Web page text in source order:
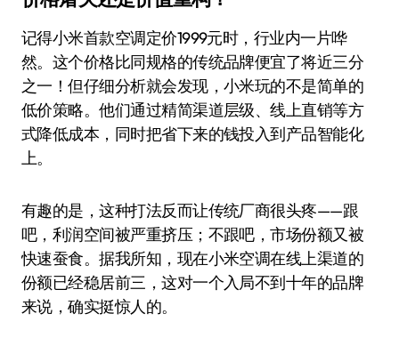
记得小米首款空调定价1999元时，行业内一片哗
然。这个价格比同规格的传统品牌便宜了将近三分
之一！但仔细分析就会发现，小米玩的不是简单的
低价策略。他们通过精简渠道层级、线上直销等方
式降低成本，同时把省下来的钱投入到产品智能化
上。
有趣的是，这种打法反而让传统厂商很头疼——跟
吧，利润空间被严重挤压；不跟吧，市场份额又被
快速蚕食。据我所知，现在小米空调在线上渠道的
份额已经稳居前三，这对一个入局不到十年的品牌
来说，确实挺惊人的。